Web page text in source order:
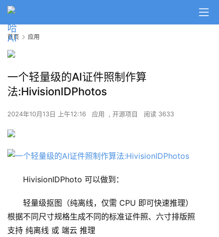
I
开
源
首页 应用
一个轻量级的AI证件照制作算
法:HivisionIDPhotos
2024年10月13日 上午12:16 应用 , 开源项目 阅读 3633
HivisionIDPhoto 可以做到：
轻量级抠图（纯离线，仅需 CPU 即可快速推理）
根据不同尺寸规格生成不同的标准证件照、六寸排版照
支持 纯离线 或 端云 推理